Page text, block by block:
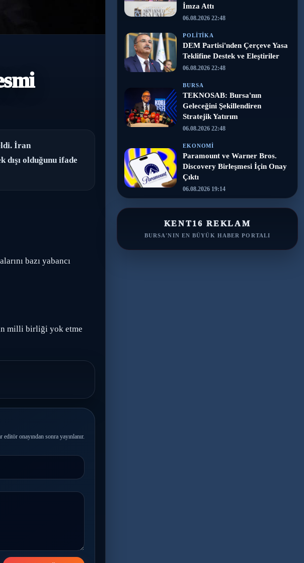
İran
dışı olduğunu ifade
bazı yabancı
milli birliği yok etme
editör onayından sonra yayınlanır.
İmza Attı
06.08.2026 22:48
POLITIKA
DEM Partisi'nden Çerçeve Yasa
Teklifine Destek ve Eleştiriler
06.08.2026 22:48
BURSA
TEKNOSAB: Bursa'nın
Geleceğini Şekillendiren
Stratejik Yatırım
06.08.2026 22:48
EKONOMI
Paramount ve Warner Bros.
Discovery Birleşmesi İçin Onay
Çıktı
06.08.2026 19:14
KENT16 REKLAM
BURSA'NIN EN BÜYÜK HABER PORTALI